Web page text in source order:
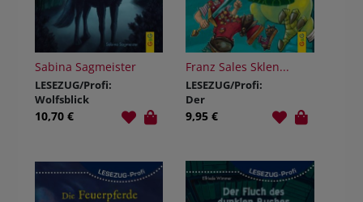
Sabina Sagmeister
LESEZUG/Profi:
Wolfsblick
10,70 €
Franz Sales Sklen...
LESEZUG/Profi:
Der
Monsterjäger
9,95 €